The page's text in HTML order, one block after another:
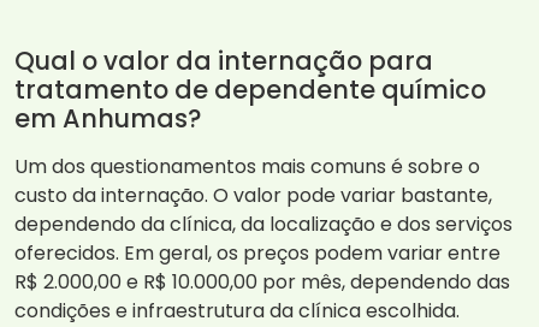
Qual o valor da internação para
tratamento de dependente químico
em Anhumas?
Um dos questionamentos mais comuns é sobre o
custo da internação. O valor pode variar bastante,
dependendo da clínica, da localização e dos serviços
oferecidos. Em geral, os preços podem variar entre
R$ 2.000,00 e R$ 10.000,00 por mês, dependendo das
condições e infraestrutura da clínica escolhida.